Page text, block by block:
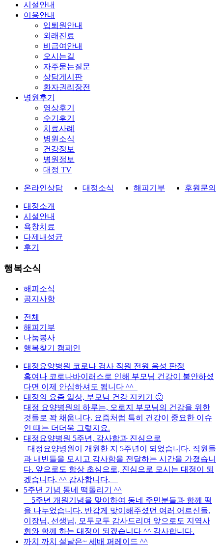
시설안내
이용안내
입퇴원안내
외래진료
비급여안내
오시는길
자주묻는질문
상담게시판
환자권리장전
병원후기
영상후기
수기후기
치료사례
병원소식
건강정보
병원정보
대정 TV
온라인상담 대정소식 해피기부 후원문의
대정소개
시설안내
욕창치료
다제내성균
후기
행복소식
해피소식
공지사항
전체
해피기부
나눔봉사
행복찾기 캠페인
대정요양병원 코로나 검사 직원 전원 음성 판정
혹여나 코로나바이러스로 인해 부모님 건강이 불안하셨
다면 이제 안심하셔도 됩니다 ^^
대정의 요즘 일상, 부모님 건강 지키기 🙂
대정 요양병원의 하루는, 오로지 부모님의 건강을 위한
것들로 꽉 채웁니다. 요즘처럼 특히 건강이 중요한 이슈
인 때는 더더욱 그렇지요.
대정요양병원 5주년, 감사함과 진심으로
대정요양병원이 개원한 지 5주년이 되었습니다. 직원들
과 내빈들을 모시고 감사함을 전달하는 시간을 가졌습니
다. 앞으로도 항상 초심으로, 진심으로 모시는 대정이 되
겠습니다. ^^ 감사합니다.
5주년 기념 동네 떡돌리기 ^^
5주년 개원기념을 맞이하여 동네 주민분들과 함께 떡
을 나누었습니다. 반갑게 맞이해주셨던 여러 어르신들,
이장님, 선생님, 모두모두 감사드리며 앞으로도 지역사
회와 함께 하는 대정이 되겠습니다 ^^ 감사합니다.
까치 까치 설날은~ 세배 퍼레이드 ^^